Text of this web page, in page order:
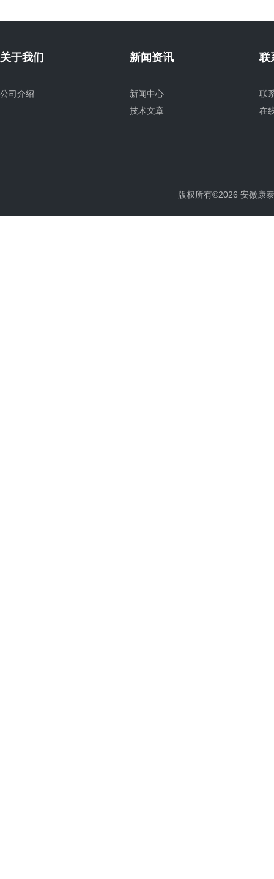
关于我们
公司介绍
新闻资讯
新闻中心
技术文章
联
联
在
版权所有©2026 安徽康